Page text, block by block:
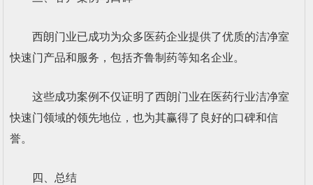
西朗门业已成功为众多医药企业提供了优质的洁净室
快速门产品和服务，包括齐鲁制药等知名企业。
这些成功案例不仅证明了西朗门业在医药行业洁净室
快速门领域的领先地位，也为其赢得了良好的口碑和信
誉。
四、总结